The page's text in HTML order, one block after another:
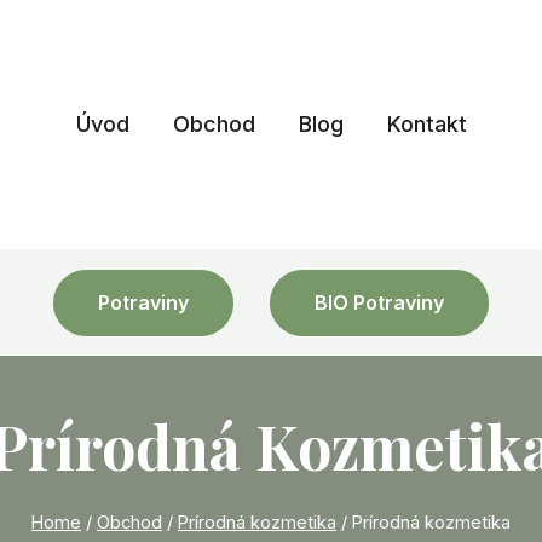
Úvod Obchod Blog Kontakt
Potraviny BIO Potraviny
Home / Obchod / Prírodná kozmetika / Prírodná kozmetika